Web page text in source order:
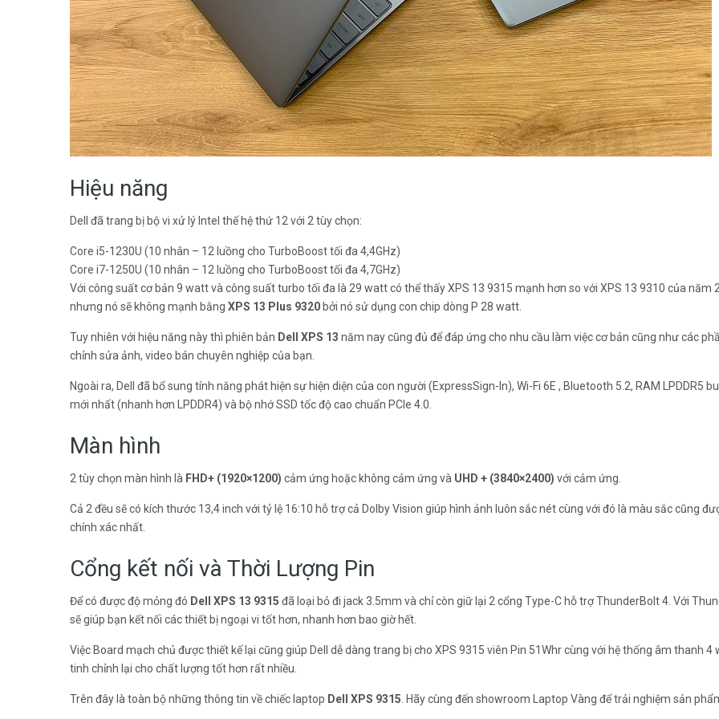
Hiệu năng
Dell đã trang bị bộ vi xử lý Intel thế hệ thứ 12 với 2 tùy chọn:
Core i5-1230U (10 nhân – 12 luồng cho TurboBoost tối đa 4,4GHz)
Core i7-1250U (10 nhân – 12 luồng cho TurboBoost tối đa 4,7GHz)
Với công suất cơ bản 9 watt và công suất turbo tối đa là 29 watt có thể thấy XPS 13 9315 mạnh hơn so với XPS 13 9310 của năm
nhưng nó sẽ không mạnh bằng XPS 13 Plus 9320bởi nó sử dụng con chip dòng P 28 watt.
Tuy nhiên với hiệu năng này thì phiên bản Dell XPS 13 năm nay cũng đủ để đáp ứng cho nhu cầu làm việc cơ bản cũng như các
chỉnh sửa ảnh, video bán chuyên nghiệp của bạn.
Ngoài ra, Dell đã bổ sung tính năng phát hiện sự hiện diện của con người (ExpressSign-In), Wi-Fi 6E , Bluetooth 5.2, RAM LPDDR5
mới nhất (nhanh hơn LPDDR4) và bộ nhớ SSD tốc độ cao chuẩn PCIe 4.0.
Màn hình
2 tùy chọn màn hình là FHD+ (1920×1200) cảm ứng hoặc không cảm ứng và UHD + (3840×2400) với cảm ứng.
Cả 2 đều sẽ có kích thước 13,4 inch với tỷ lệ 16:10 hỗ trợ cả Dolby Vision giúp hình ảnh luôn sắc nét cùng với đó là màu sắc cũng
chính xác nhất.
Cổng kết nối và Thời Lượng Pin
Để có được độ mỏng đó Dell XPS 13 9315 đã loại bỏ đi jack 3.5mm và chỉ còn giữ lại 2 cổng Type-C hỗ trợ ThunderBolt 4. Với
sẽ giúp bạn kết nối các thiết bị ngoại vi tốt hơn, nhanh hơn bao giờ hết.
Việc Board mạch chủ được thiết kế lại cũng giúp Dell dễ dàng trang bị cho XPS 9315 viên Pin 51Whr cùng với hệ thống âm thanh 4
tinh chỉnh lại cho chất lượng tốt hơn rất nhiều.
Trên đây là toàn bộ những thông tin về chiếc laptop Dell XPS 9315 . Hãy cùng đến showroom Laptop Vàng để trải nghiệm sản